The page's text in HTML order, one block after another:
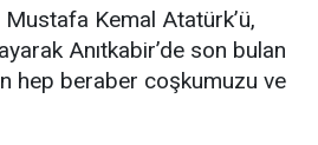
Kemal Atatürk’ü,
Anıtkabir’de son bulan
hep beraber coşkumuzu ve